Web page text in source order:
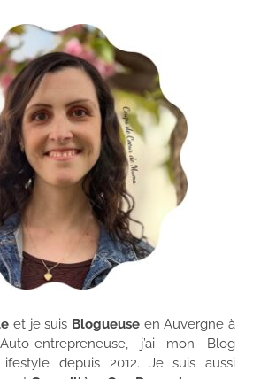
et je suis Blogueuse en Auvergne à
entrepreneuse, j’ai mon Blog
depuis 2012. Je suis aussi